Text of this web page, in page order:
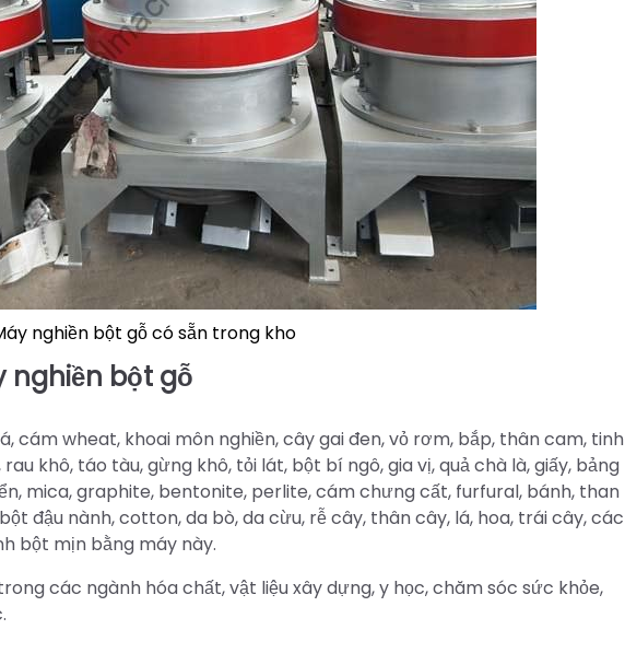
nghiền bột gỗ có sẵn trong kho
nghiền bột gỗ
cám wheat, khoai môn nghiền, cây gai đen, vỏ rơm, bắp, thân cam, tinh
khô, táo tàu, gừng khô, tỏi lát, bột bí ngô, gia vị, quả chà là, giấy, bảng
mica, graphite, bentonite, perlite, cám chưng cất, furfural, bánh, than
đậu nành, cotton, da bò, da cừu, rễ cây, thân cây, lá, hoa, trái cây, các
bột mịn bằng máy này.
các ngành hóa chất, vật liệu xây dựng, y học, chăm sóc sức khỏe,